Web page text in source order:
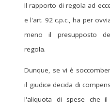
Il rapporto di regola ad
e l'art. 92 c.p.c., ha per
meno il presupposto
regola.
Dunque, se vi è
il giudice decida di
l'aliquota di spese che